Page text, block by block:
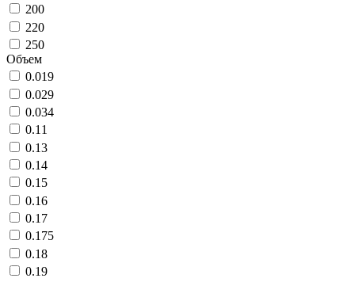
200
220
250
Объем
0.019
0.029
0.034
0.11
0.13
0.14
0.15
0.16
0.17
0.175
0.18
0.19